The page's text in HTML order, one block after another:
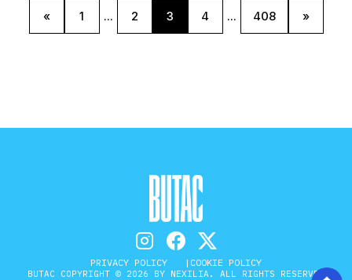
« 1 ... 2 3 4 ... 408 »
PRIVACY POLICY COOKIE POLICY
BUTAC COPYRIGHT © 2026 BY NEXILIA. ALL RIGHTS RESERVED